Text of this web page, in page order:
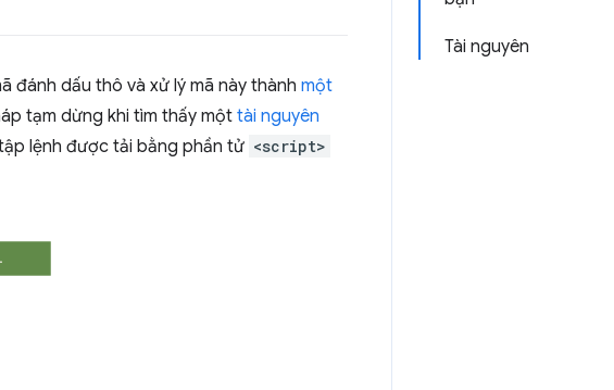
Tài nguyên
đánh dấu thô và xử lý mã này thành một
tạm dừng khi tìm thấy một tài nguyên
lệnh được tải bằng phần tử <script>